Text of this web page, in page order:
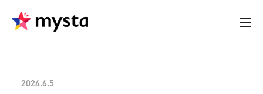
2024.6.5